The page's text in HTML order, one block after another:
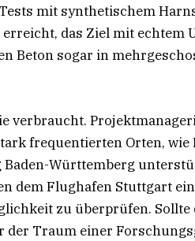
mit synthetischem
das Ziel mit echtem
Beton sogar in
verbraucht.
frequentierten Orten, wie
Württemberg
dem Flughafen Stuttgart
zu überprüfen. Sollte
der Traum einer